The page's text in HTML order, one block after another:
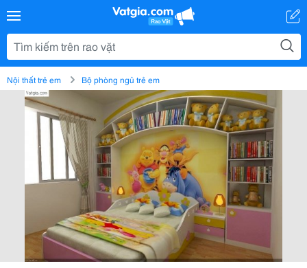
Nội thất trẻ em Bộ phòng ngủ trẻ em